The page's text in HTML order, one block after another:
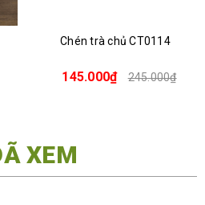
Chén trà chủ CT0114
145.000₫ 245.000₫
XEM